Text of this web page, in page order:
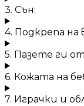
3. Сън:
4. Подкрепа на
5. Пазете ги
6. Кожата на
7. Играчки и